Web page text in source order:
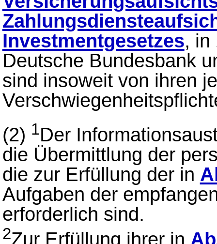
Investmentgesetzes, in
Deutsche Bundesbank
sind insoweit von ihren
(2) 1Der
die Übermittlung der
die zur Erfüllung der in
Aufgaben der
erforderlich sind.
2Zur Erfüllung ihrer in